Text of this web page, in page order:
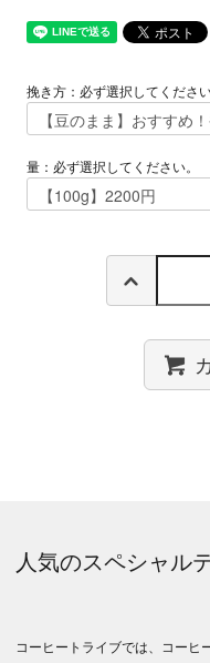
挽き方：必ず選択してください
量：必ず選択してください。
人気のスペシャル
コーヒートライブでは、コーヒ